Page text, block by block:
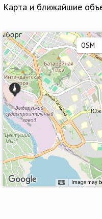
Карта и ближайшие
Image may